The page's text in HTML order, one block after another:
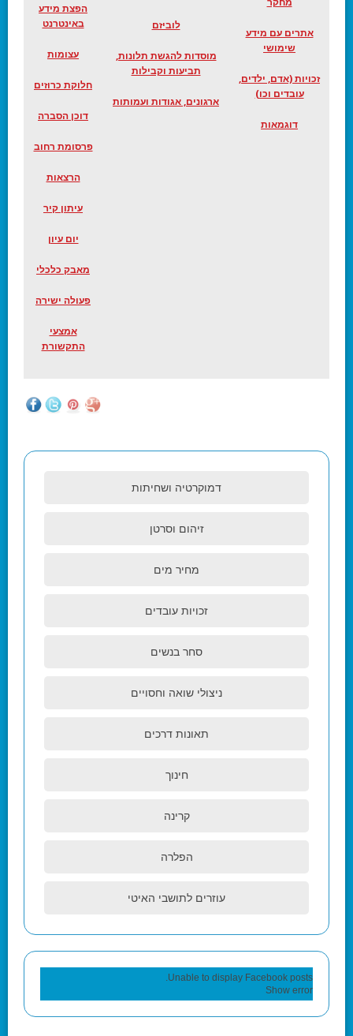
מחקר
אתרים עם מידע
שימושי
זכויות (אדם, ילדים,
עובדים וכו)
דוגמאות
לוביזם
מוסדות להגשת תלונות,
תביעות וקבילות
ארגונים, אגודות ועמותות
הפצת מידע
באינטרנט
עצומות
חלוקת כרוזים
דוכן הסברה
פרסומת רחוב
הרצאות
עיתון קיר
יום עיון
מאבק כלכלי
פעולה ישירה
אמצעי
התקשורת
דמוקרטיה ושחיתות
זיהום וסרטן
מחיר מים
זכויות עובדים
סחר בנשים
ניצולי שואה וחסויים
תאונות דרכים
חינוך
קרינה
הפלרה
עוזרים לתושבי האיטי
Unable to display Facebook posts.
Show error